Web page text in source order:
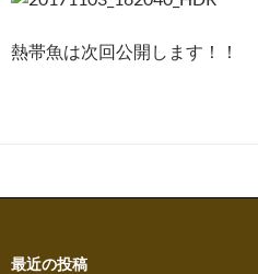
熱帯魚は次回公開します！！
最近の投稿